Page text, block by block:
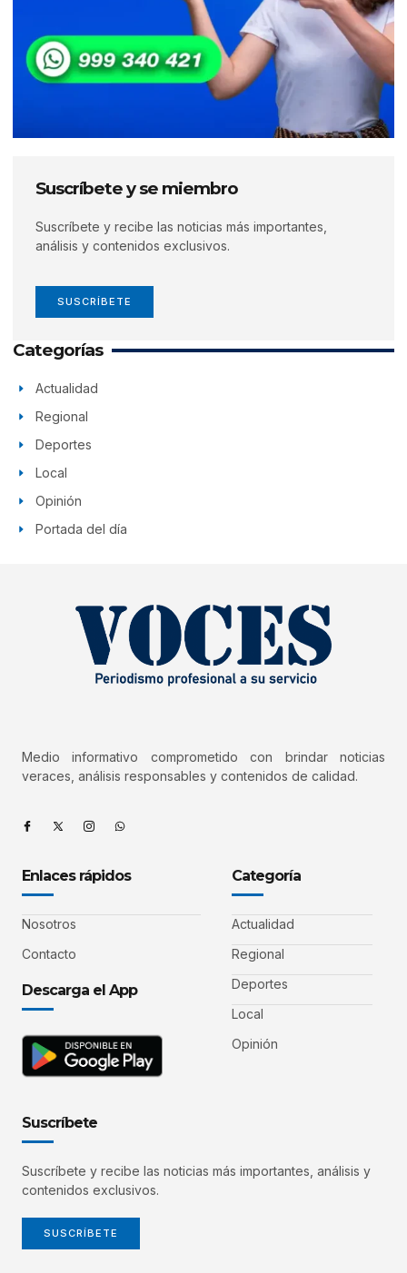
Suscríbete y se miembro
Suscríbete y recibe las noticias más importantes,
análisis y contenidos exclusivos.
SUSCRÍBETE
Categorías
Actualidad
Regional
Deportes
Local
Opinión
Portada del día
Medio informativo comprometido con brindar noticias
veraces, análisis responsables y contenidos de calidad.
Enlaces rápidos
Nosotros
Contacto
Descarga el App
Categoría
Actualidad
Regional
Deportes
Local
Opinión
Suscríbete
Suscríbete y recibe las noticias más importantes, análisis y
contenidos exclusivos.
SUSCRÍBETE